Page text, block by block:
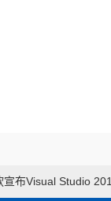
宣布Visual Studio